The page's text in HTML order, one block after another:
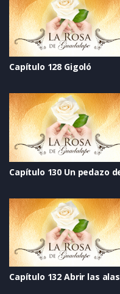
Capítulo 128 Gigoló
Capítulo 132 Abrir las alas